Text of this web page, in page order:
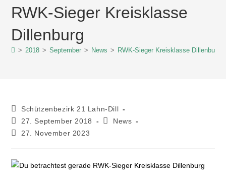
RWK-Sieger Kreisklasse
Dillenburg
> 2018 > September > News > RWK-Sieger Kreisklasse Dillenburg
Schützenbezirk 21 Lahn-Dill
27. September 2018
News
27. November 2023